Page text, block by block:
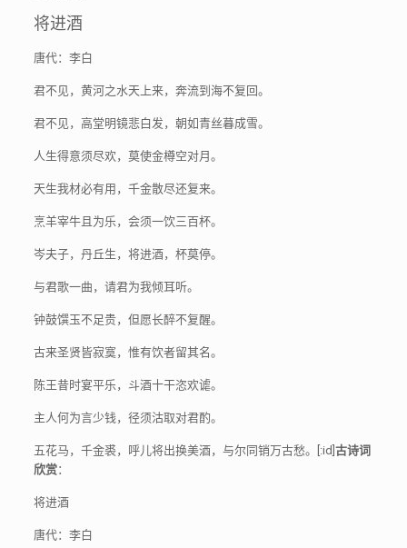
将进酒
唐代：李白
君不见，黄河之水天上来，奔流到海不复回。
君不见，高堂明镜悲白发，朝如青丝暮成雪。
人生得意须尽欢，莫使金樽空对月。
天生我材必有用，千金散尽还复来。
烹羊宰牛且为乐，会须一饮三百杯。
岑夫子，丹丘生，将进酒，杯莫停。
与君歌一曲，请君为我倾耳听。
钟鼓馔玉不足贵，但愿长醉不复醒。
古来圣贤皆寂寞，惟有饮者留其名。
陈王昔时宴平乐，斗酒十干恣欢谑。
主人何为言少钱，径须沽取对君酌。
五花马，千金裘，呼儿将出换美酒，与尔同销万古愁。 [:id] 古诗词
欣赏：
将进酒
唐代：李白